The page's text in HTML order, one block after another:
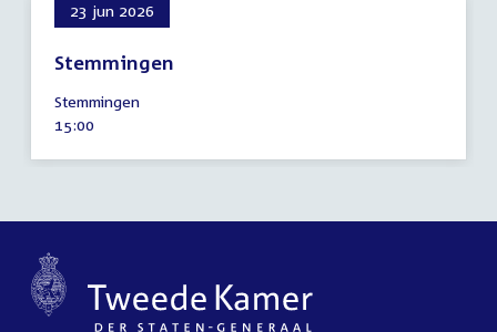
23 jun 2026
Stemmingen
juni
2026
Stemmingen
Tijd
15:00